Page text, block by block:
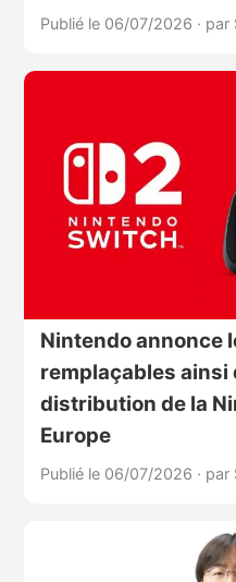
Publié le 06/07/2026 · par
Nintendo annonce
remplaçables ainsi
distribution de la
Europe
Publié le 06/07/2026 · par